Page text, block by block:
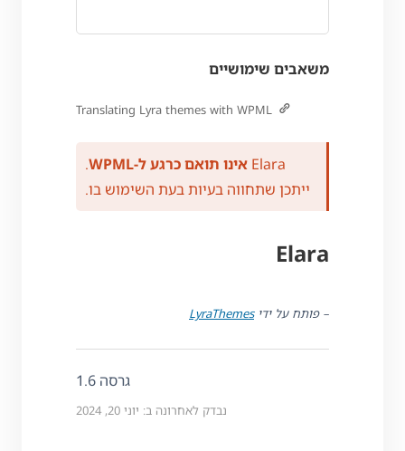
משאבים שימושיים
Translating Lyra themes with WPML
Elara אינו תואם כרגע ל-WPML
.
ייתכן שתחווה בעיות בעת השימוש בו.
Elara
– פותח על ידיLyraThemes
גרסה 1.6
נבדק לאחרונה ב: יוני 20, 2024